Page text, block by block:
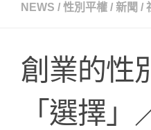
NEWS / 性別平權 / 新聞 /
創業的性
「選擇